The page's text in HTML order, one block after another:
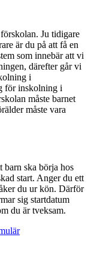
Ju tidigare
är du på att få en
som innebär att vi
därefter går vi
i
för inskolning i
måste barnet
måste vara
barn ska börja hos
start. Anger du ett
du ur kön. Därför
sig startdatum
du är tveksam.